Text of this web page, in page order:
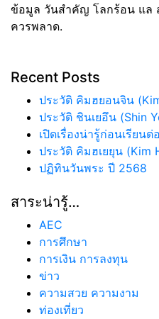
ข้อมูล วันสำคัญ โลกร้อน แล
ควรพลาด.
Recent Posts
ประวัติ คิมฮยอนจิน
ประวัติ ชินเยอึน (Shin
เปิดเรื่องน่ารู้ก่อนเรียน
ประวัติ คิมฮเยยุน (Kim
ปฏิทินวันพระ ปี 2568
สาระน่ารู้…
AEC
การศึกษา
การเงิน การลงทุน
ข่าว
ความสวย ความงาม
ท่องเที่ยว